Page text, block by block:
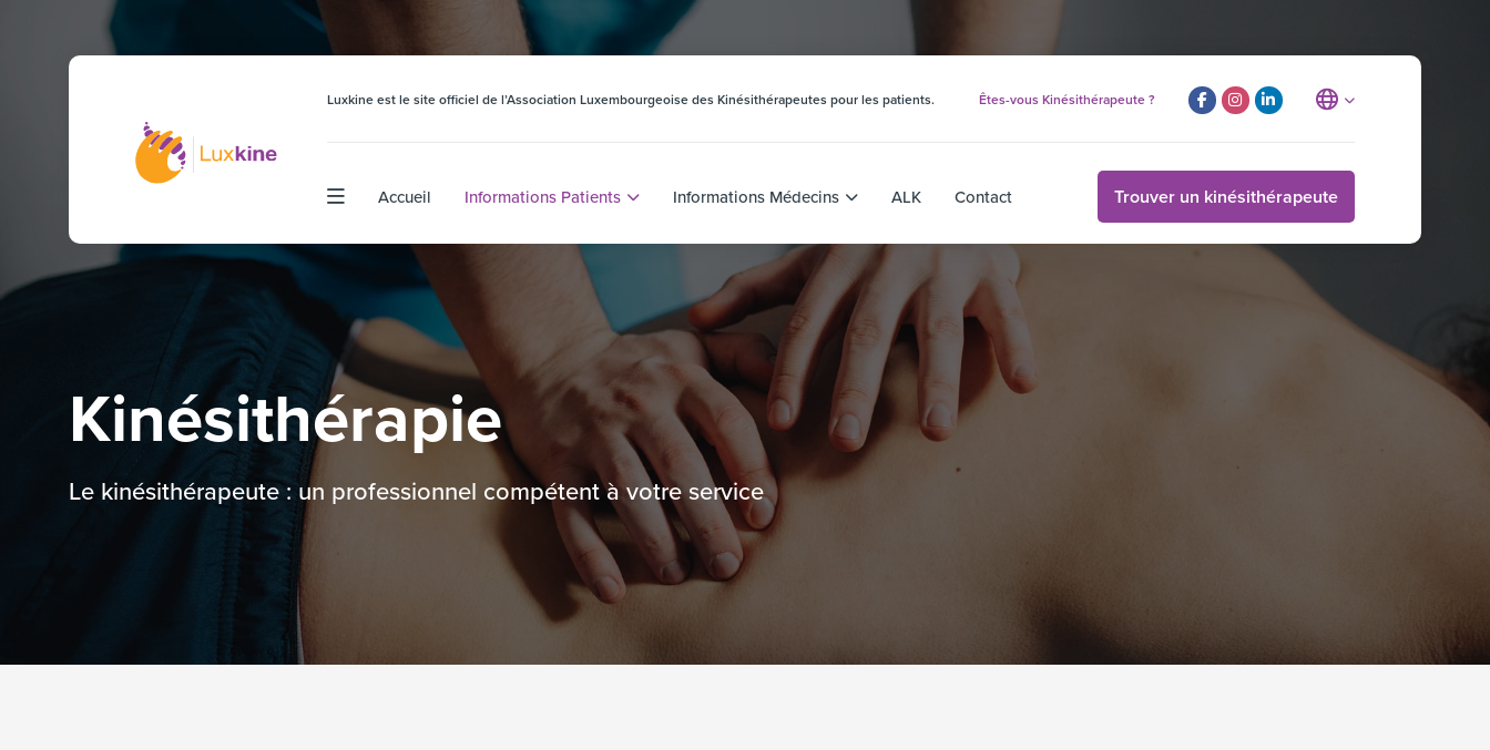
Luxkine est le site officiel de l’Association Luxembourgeoise des Kinésithérapeutes pour les patients. Êtes-vous Kinésithérapeute ?
Accueil Informations Patients Informations Médecins ALK Contact Trouver un kinésithérapeute
Kinésithérapie
Le kinésithérapeute : un professionnel compétent à votre service